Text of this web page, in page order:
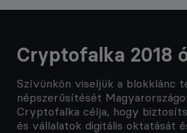
Cryptofalka 2018
Szívünkön viseljük a blokklánc
népszerűsítését
Cryptofalka célja, hogy
és vállalatok digitális oktatását